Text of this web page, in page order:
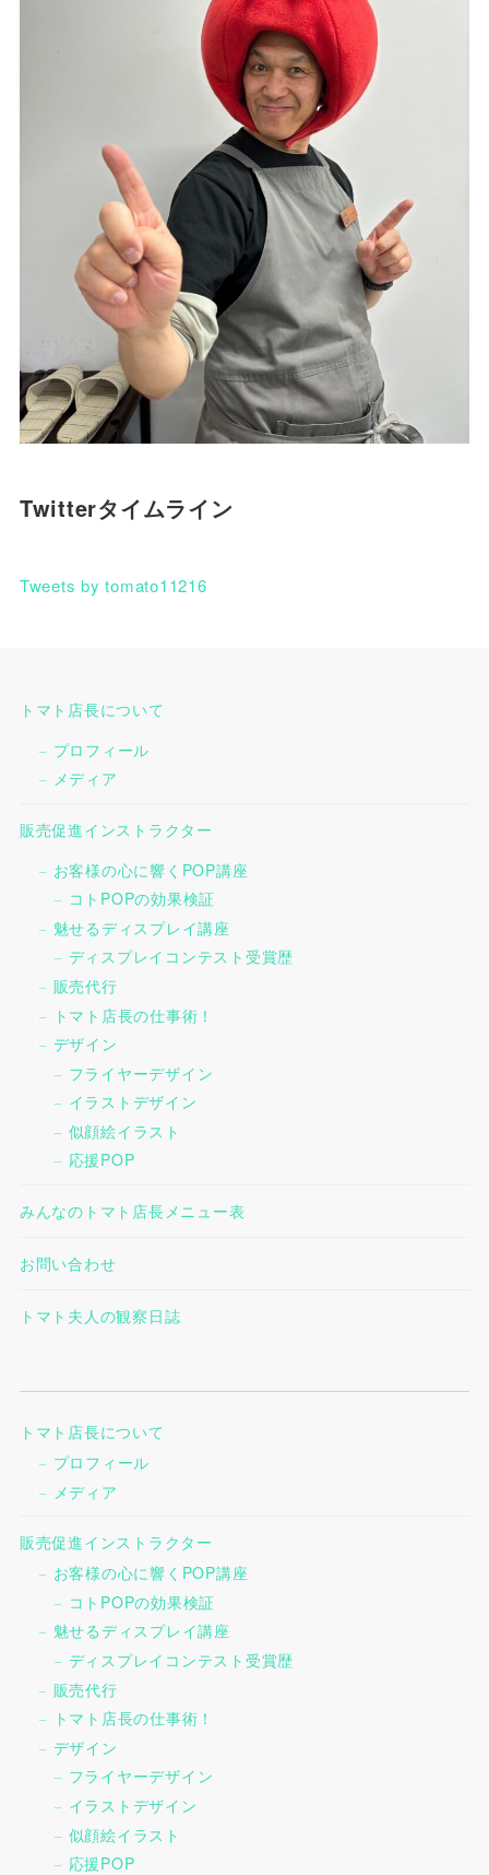
Twitterタイムライン
Tweets by tomato11216
トマト店長について
プロフィール
メディア
販売促進インストラクター
お客様の心に響くPOP講座
コトPOPの効果検証
魅せるディスプレイ講座
ディスプレイコンテスト受賞歴
販売代行
トマト店長の仕事術！
デザイン
フライヤーデザイン
イラストデザイン
似顔絵イラスト
応援POP
みんなのトマト店長メニュー表
お問い合わせ
トマト夫人の観察日誌
トマト店長について
プロフィール
メディア
販売促進インストラクター
お客様の心に響くPOP講座
コトPOPの効果検証
魅せるディスプレイ講座
ディスプレイコンテスト受賞歴
販売代行
トマト店長の仕事術！
デザイン
フライヤーデザイン
イラストデザイン
似顔絵イラスト
応援POP